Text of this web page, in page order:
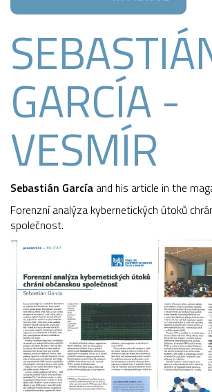
GARCÍA -
VESMÍR
Sebastián García and his article in the
Forenzní analýza kybernetických útoků
společnost.